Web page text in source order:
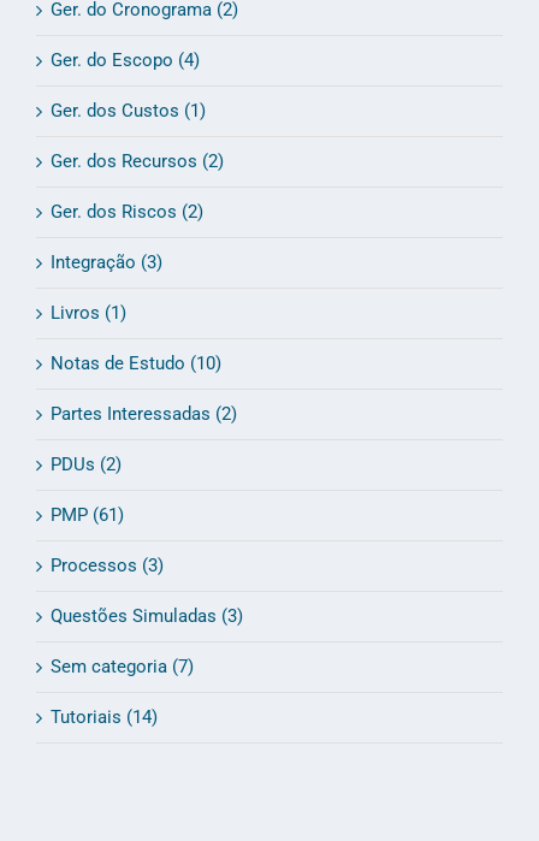
Ger. do Cronograma (2)
Ger. do Escopo (4)
Ger. dos Custos (1)
Ger. dos Recursos (2)
Ger. dos Riscos (2)
Integração (3)
Livros (1)
Notas de Estudo (10)
Partes Interessadas (2)
PDUs (2)
PMP (61)
Processos (3)
Questões Simuladas (3)
Sem categoria (7)
Tutoriais (14)